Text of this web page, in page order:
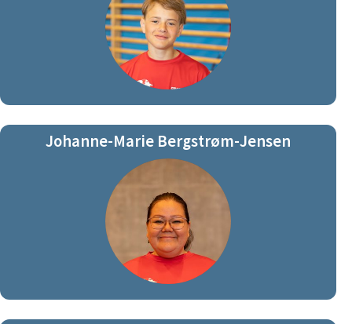
Johanne-Marie Bergstrøm-Jensen